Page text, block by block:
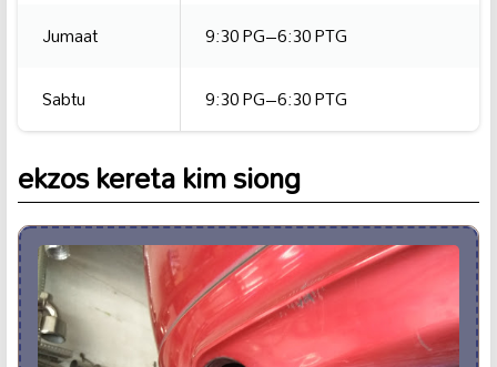
Jumaat
9:30 PG–6:30 PTG
Sabtu
9:30 PG–6:30 PTG
ekzos kereta kim siong